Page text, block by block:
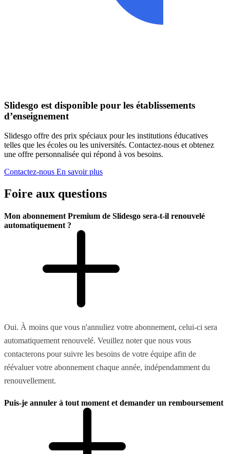
Slidesgo est disponible pour les établissements
d’enseignement
Slidesgo offre des prix spéciaux pour les institutions éducatives
telles que les écoles ou les universités. Contactez-nous et obtenez
une offre personnalisée qui répond à vos besoins.
Contactez-nous En savoir plus
Foire aux questions
Mon abonnement Premium de Slidesgo sera-t-il renouvelé
automatiquement ?
Oui. À moins que vous n'annuliez votre abonnement, celui-ci sera
automatiquement renouvelé. Veuillez noter que nous vous
contacterons pour suivre les besoins de votre équipe afin de
réévaluer votre abonnement chaque année, indépendamment du
renouvellement.
Puis-je annuler à tout moment et demander un remboursement